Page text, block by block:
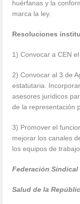
huérfanas y la
marca la ley.
Resoluciones
1) Convocar a CEN
2) Convocar al 3 de
estatutaria.
asesores jurídicos
de la representación
3) Promover el
mejorar los canales
los equipos de trabajo.
Federación
Salud de la